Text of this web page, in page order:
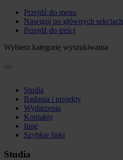
Przejdź do menu
Nawiguj po głównych sekcjach
Przejdź do treści
Wybierz kategorię wyszukiwania
Studia
Badania i projekty
Wydarzenia
Kontakty
Inne
Szybkie linki
Studia